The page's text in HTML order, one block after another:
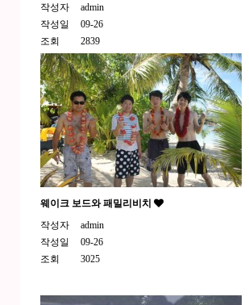
작성자
admin
작성일
09-26
조회
2839
웨이크 보드와 패밀리비치
작성자
admin
작성일
09-26
조회
3025